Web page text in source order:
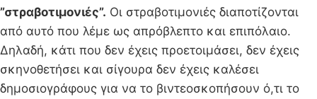
”στραβοτιμονιές”. Οι στραβοτιμονιές διαποτίζονται
από αυτό που λέμε ως απρόβλεπτο και επιπόλαιο.
Δηλαδή, κάτι που δεν έχεις προετοιμάσει, δεν έχεις
σκηνοθετήσει και σίγουρα δεν έχεις καλέσει
δημοσιογράφους για να το βιντεοσκοπήσουν ό,τι το